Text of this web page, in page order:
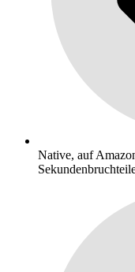
Native, auf